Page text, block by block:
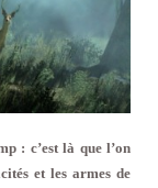
: c’est là que l’on
et les armes de